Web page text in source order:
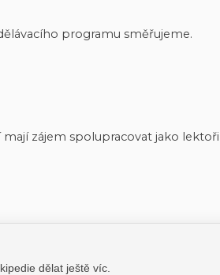
programu směřujeme.
zájem spolupracovat jako